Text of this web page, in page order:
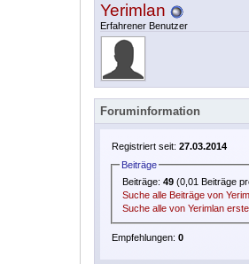
Yerimlan
Erfahrener Benutzer
Foruminformation
Registriert seit: 27.03.2014
Beiträge
Beiträge:49 (0,01 Beiträge
Suche alle Beiträge von
Suche alle von Yerimlan
Empfehlungen: 0